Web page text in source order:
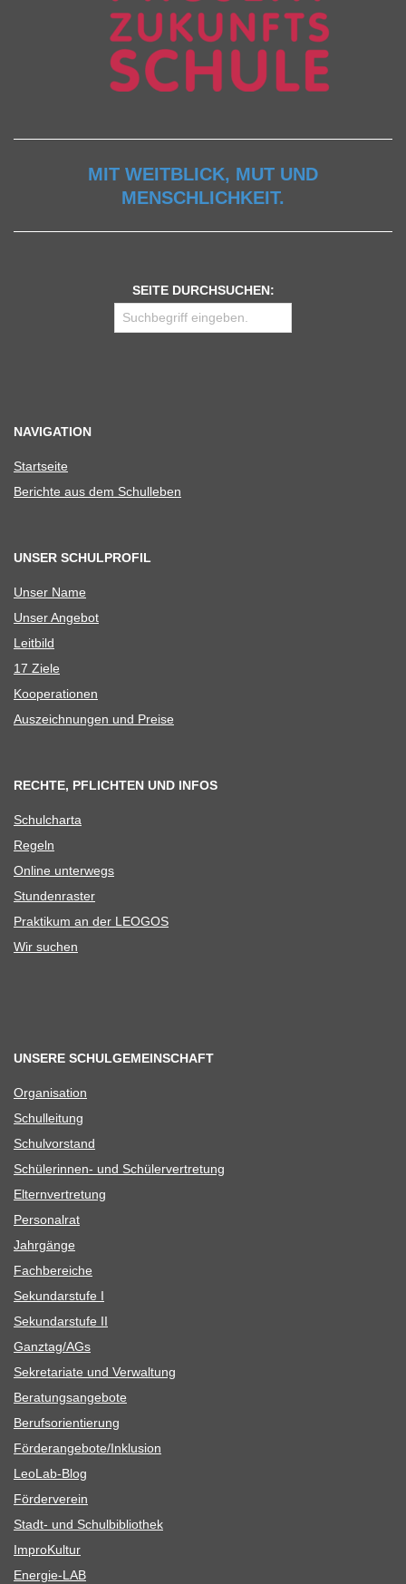
MIT WEITBLICK, MUT UND
MENSCHLICHKEIT.
SEITE DURCHSUCHEN:
NAVIGATION
Start­seite
Berichte aus dem Schulleben
UNSER SCHULPROFIL
Unser Name
Unser Ange­bot
Leit­bild
17 Ziele
Koope­ra­tio­nen
Aus­zeich­nun­gen und Preise
RECHTE, PFLICHTEN UND INFOS
Schul­charta
Regeln
Online unter­wegs
Stun­den­ras­ter
Prak­ti­kum an der LEOGOS
Wir suchen
UNSERE SCHULGEMEINSCHAFT
Orga­ni­sa­tion
Schul­lei­tung
Schul­vor­stand
Schü­le­rin­nen- und Schülervertretung
Eltern­ver­tre­tung
Per­so­nal­rat
Jahr­gänge
Fach­be­rei­che
Sekun­dar­stufe I
Sekun­dar­stufe II
Ganztag/​​AGs
Sekre­ta­riate und Verwaltung
Bera­tungs­an­ge­bote
Berufs­ori­en­tie­rung
Förderangebote/​​Inklusion
Leo­Lab-Blog
För­der­ver­ein
Stadt- und Schulbibliothek
Impro­Kul­tur
Ener­­gie-LAB